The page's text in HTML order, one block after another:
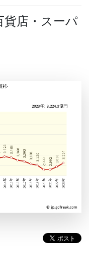
貨店・スーパ